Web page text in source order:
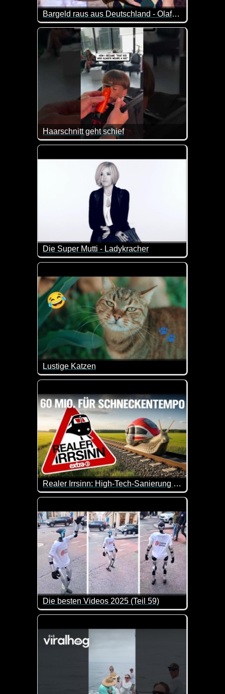
Bargeld raus aus Deutschland - Olaf Schubert
Gastgeber Olaf Schubert spricht offen über seine
Haarschnitt geht schief
Eigentlich wartet man schon drauf, dass da was
Die Super Mutti - Ladykracher
Schon übel, wenn die Entführung des eigenen
Lustige Katzen
Das Video fängt schon herrlich an. Diese Fische
Realer Irrsinn: High-Tech-Sanierung der Hunsrückbahn für Tempo 20 - extra 3
Ein Projekt das zeigt, die Bahn kann sanieren,
Die besten Videos 2025 (Teil 59)
Eine tolle Zusammenstellung von lustigen